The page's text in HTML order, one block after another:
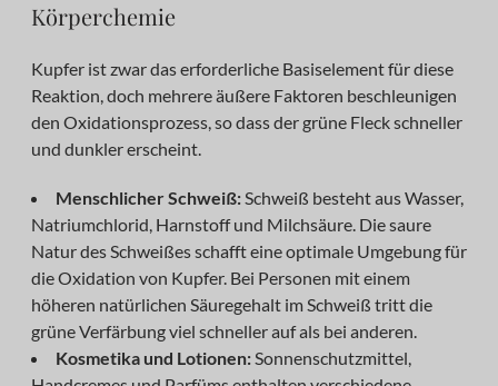
Körperchemie
Kupfer ist zwar das erforderliche Basiselement für diese
Reaktion, doch mehrere äußere Faktoren beschleunigen
den Oxidationsprozess, so dass der grüne Fleck schneller
und dunkler erscheint.
Menschlicher Schweiß:Schweiß besteht aus Wasser,
Natriumchlorid, Harnstoff und Milchsäure. Die saure
Natur des Schweißes schafft eine optimale Umgebung für
die Oxidation von Kupfer. Bei Personen mit einem
höheren natürlichen Säuregehalt im Schweiß tritt die
grüne Verfärbung viel schneller auf als bei anderen.
Kosmetika und Lotionen:Sonnenschutzmittel,